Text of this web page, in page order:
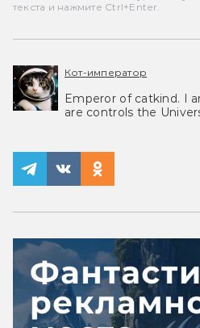
текста и нажмите Ctrl+Enter.
Кот-император
Emperor of catkind. I
are controls the